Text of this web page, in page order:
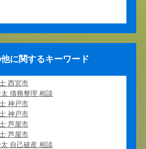
に関するキーワード
西宮市
債務整理 相談
神戸市
神戸市
芦屋市
芦屋市
自己破産 相談